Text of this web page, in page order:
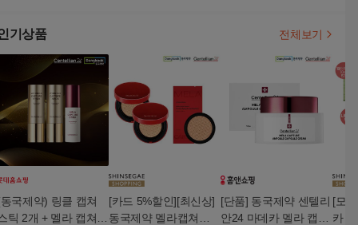
기상품 전체보기
국제약) 링클 캡쳐
틱 2개 + 멜라 캡쳐
[카드 5%할인][최신상]
동국제약 멜라캡쳐쿠
[단품] 동국제약 센텔리
안24 마데카 멜라 캡쳐
[모
카